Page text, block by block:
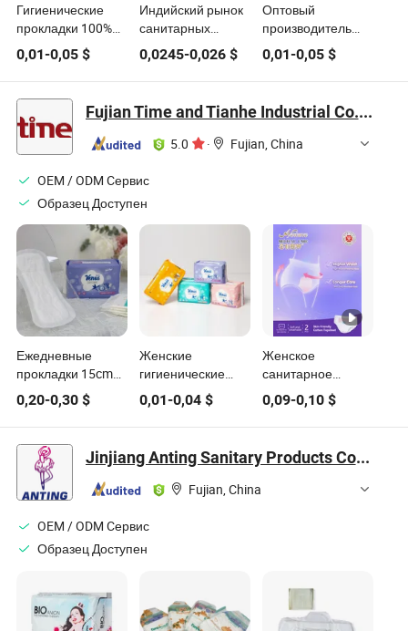
Гигиенические
прокладки 100%
Органический
хлопок Мягкие и
безопасные для
ежедневного
использования
гигиенические
продукты
0,01-0,05 $
Индийский рынок
санитарных
продуктов -
культурные
предпочтения
0,0245-0,026$
Оптовый
производитель
фабрики женских
гигиенических
прокладок
0,01-0,05$
Fujian Time and Tianhe Industrial Co., Ltd.
5.0 · Fujian, China
OEM / ODM Cервис
Образец Доступен
Ежедневные
прокладки 15cm
Женские
санитарные
изделия
0,20-0,30 $
Женские
гигиенические
изделия
хлопковые
прокладки для
женщин
0,01-0,04$
Женское
санитарное
нижнее белье для
менструации,
поддержка во
время периода,
индивидуальная
0,09-0,10$
Jinjiang Anting Sanitary Products Co., Ltd.
Fujian, China
OEM / ODM Cервис
Образец Доступен